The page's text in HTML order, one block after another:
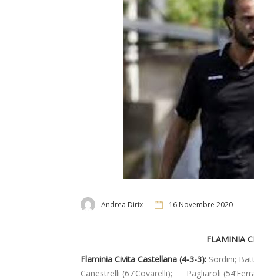
Andrea Dirix 16 Novembre 2020
FLAMINIA
Flaminia Civita Castellana (4-3-3): Sordini;
Canestrelli (67’Covarelli); Pagliaroli